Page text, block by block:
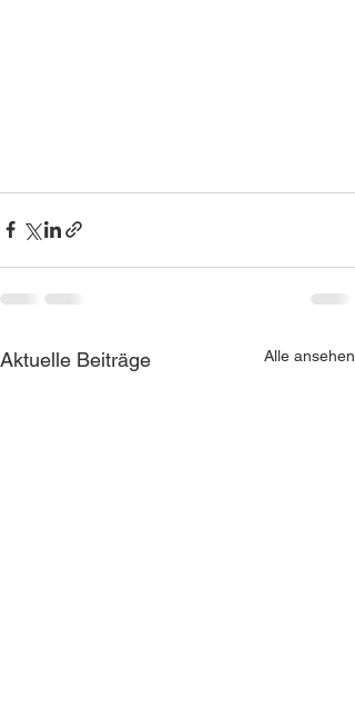
Aktuelle Beiträge Alle ansehen